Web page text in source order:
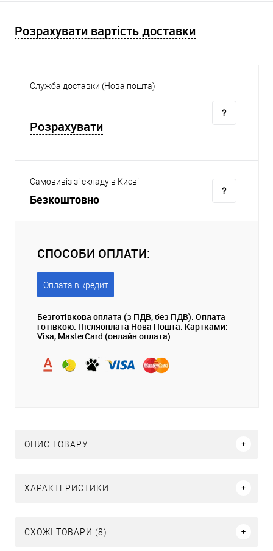
Розрахувати вартість доставки
Служба доставки (Нова пошта)
Розрахувати
Самовивіз зі складу в Києві
Безкоштовно
СПОСОБИ ОПЛАТИ:
Оплата в кредит
Безготівкова оплата (з ПДВ, без ПДВ). Оплата
готівкою. Післяоплата Нова Пошта. Картками:
Visa, MasterCard (онлайн оплата).
ОПИС ТОВАРУ
ХАРАКТЕРИСТИКИ
СХОЖІ ТОВАРИ (8)